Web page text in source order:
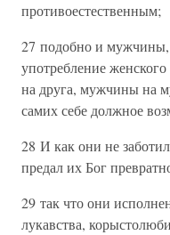
противоестественным;
27 подобно и мужчины,
употребление
на друга, мужчины на
самих себе должное
28 И как они не
предал их Бог
29 так что они
лукавства,